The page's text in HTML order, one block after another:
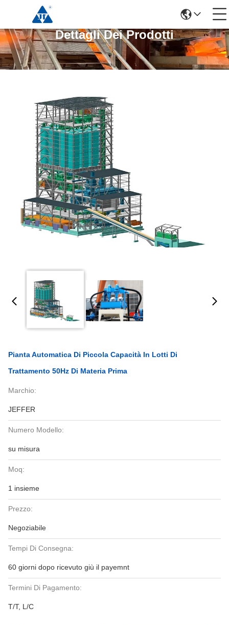
Dettagli Dei Prodotti
Pianta Automatica Di Piccola Capacità In Lotti Di
Trattamento 50Hz Di Materia Prima
Marchio:
JEFFER
Numero Modello:
su misura
Moq:
1 insieme
Prezzo:
Negoziabile
Tempi Di Consegna:
60 giorni dopo ricevuto giù il payemnt
Termini Di Pagamento:
T/T, L/C